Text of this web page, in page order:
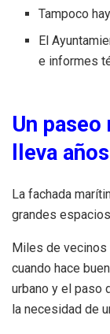
Tampoco
El
e informes
Un
lleva
La fachada
grandes
Miles de vecinos
cuando hace
urbano y el paso
la necesidad de